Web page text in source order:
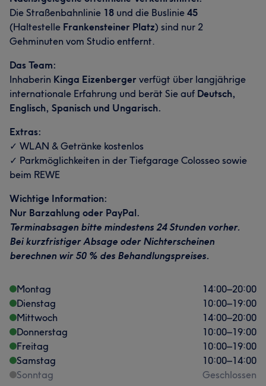
Die Straßenbahnlinie 18 und die Buslinie 45
(Haltestelle Frankensteiner Platz) sind nur 2
Gehminuten vom Studio entfernt.
Das Team:
Inhaberin Kinga Eizenberger verfügt über langjährige
internationale Erfahrung und berät Sie auf Deutsch,
Englisch, Spanisch und Ungarisch.
Extras:
✓ WLAN & Getränke kostenlos
✓ Parkmöglichkeiten in der Tiefgarage Colosseo sowie
beim REWE
Wichtige Information:
Nur Barzahlung oder PayPal.
Terminabsagen bitte mindestens 24 Stunden vorher.
Bei kurzfristiger Absage oder Nichterscheinen
berechnen wir 50 % des Behandlungspreises.
Montag 14:00–20:00
Dienstag
10:00–19:00
Mittwoch
14:00–20:00
Donnerstag
10:00–19:00
Freitag
10:00–19:00
Samstag
10:00–14:00
Sonntag
Geschlossen